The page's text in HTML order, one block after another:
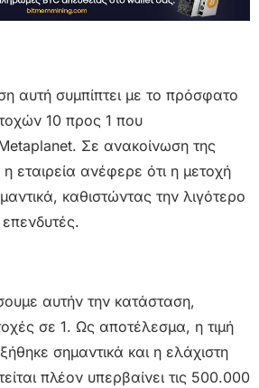
αυτή συμπίπτει με το πρόσφατο
10 προς 1 που
Σε ανακοίνωση της
εταιρεία ανέφερε ότι η μετοχή
καθιστώντας την λιγότερο
επενδυτές.
αυτήν την κατάσταση,
σε 1. Ως αποτέλεσμα, η τιμή
σημαντικά και η ελάχιστη
πλέον υπερβαίνει τις 500.000